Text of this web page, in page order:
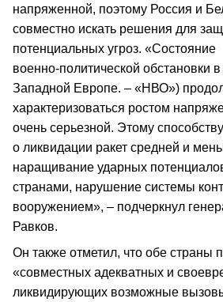
напряженной, поэтому Россия и
совместно искать решения для
потенциальных угроз. «Состояние
военно‑политической обстановки
Западной Европе. – «НВО»)
характеризоваться ростом
очень серьезной. Этому
о ликвидации ракет средней и
наращивание ударных
странами, нарушение системы
вооружением», – подчеркнул
Равков.
Он также отметил, что обе страны
«совместных адекватных и
ликвидирующих возможные